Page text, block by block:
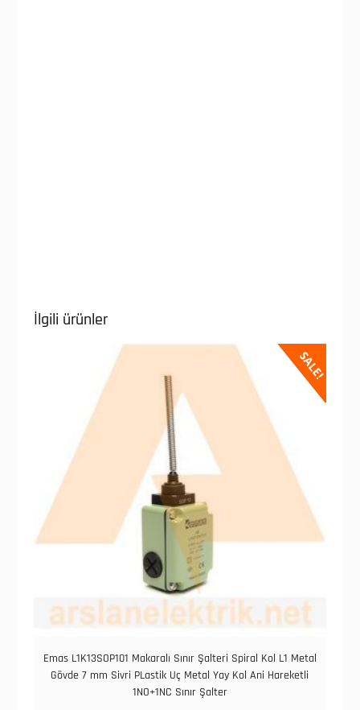
İlgili ürünler
SALE!
Emas L1K13SOP101 Makaralı Sınır Şalteri Spiral Kol L1 Metal
Gövde 7 mm Sivri PLastik Uç Metal Yay Kol Ani Hareketli
1NO+1NC Sınır Şalter